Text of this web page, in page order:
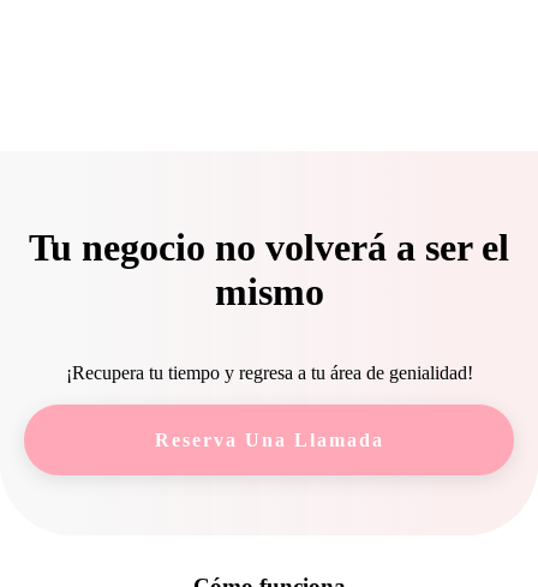
Tu negocio no volverá a ser el
mismo
¡Recupera tu tiempo y regresa a tu área de genialidad!
Reserva Una Llamada